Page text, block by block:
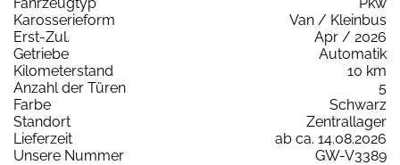
Karosserieform
Van / Kleinbus
Erst-Zul.
Apr / 2026
Getriebe
Automatik
Kilometerstand
10 km
Anzahl der Türen
5
Farbe
Schwarz
Standort
Zentrallager
Lieferzeit
ab ca. 14.08.2026
Unsere Nummer
GW-V3389